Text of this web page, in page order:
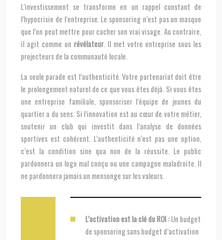
L’investissement se transforme en un rappel constant de
l’hypocrisie de l’entreprise. Le sponsoring n’est pas un masque
que l’on peut mettre pour cacher son vrai visage. Au contraire,
il agit comme un révélateur . Il met votre entreprise sous les
projecteurs de la communauté locale.
La seule parade est l’authenticité. Votre partenariat doit être
le prolongement naturel de ce que vous êtes déjà. Si vous êtes
une entreprise familiale, sponsoriser l’équipe de jeunes du
quartier a du sens. Si l’innovation est au cœur de votre métier,
soutenir un club qui investit dans l’analyse de données
sportives est cohérent. L’authenticité n’est pas une option,
c’est la condition sine qua non de la réussite. Le public
pardonnera un logo mal conçu ou une campagne maladroite. Il
ne pardonnera jamais un mensonge sur les valeurs.
L’activation est la clé du ROI :Un budget
de sponsoring sans budget d’activation